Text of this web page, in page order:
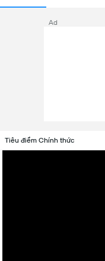
Ad
Tiêu điểm Chính thức